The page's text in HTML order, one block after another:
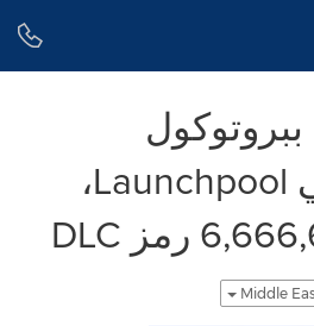
ترحب BingX ببروتوكول
DeepLink في Launchpool،
مما يوفر 6,666,667 رمز DLC
Middle